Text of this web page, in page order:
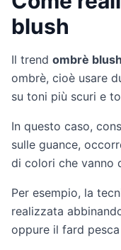
blush
Il trend ombrè blush
ombrè, cioè usare
su toni più scuri e
In questo caso,
sulle guance,
di colori che vanno
Per esempio, la
realizzata
oppure il fard